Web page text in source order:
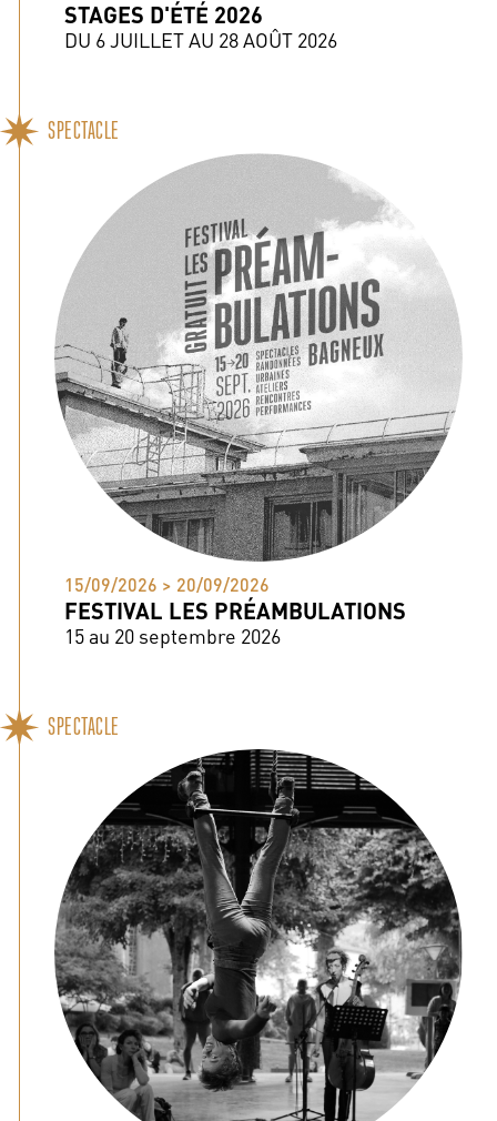
STAGES D'ÉTÉ 2026
DU 6 JUILLET AU 28 AOÛT 2026
SPECTACLE
15/09/2026 > 20/09/2026
FESTIVAL LES PRÉAMBULATIONS
15 au 20 septembre 2026
SPECTACLE